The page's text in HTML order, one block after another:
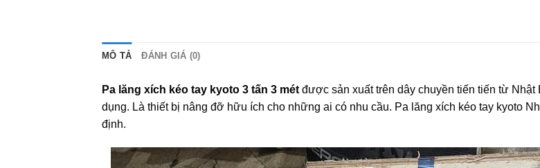
MÔ TẢ ĐÁNH GIÁ (0)
Pa lăng xích kéo tay kyoto 3 tấn 3 mét được sản xuất trên dây chuyền tiến tiến từ
dụng. Là thiết bị nâng đỡ hữu ích cho những ai có nhu cầu. Pa lăng xích kéo tay kyoto
định.